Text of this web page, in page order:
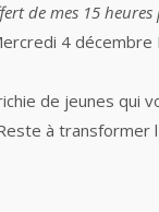
de mes 15
4 décembre
de jeunes qui
à